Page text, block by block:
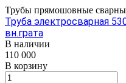
Трубы прямошовные
Труба электросварная
вн.грата
В наличии
110 000
В корзину